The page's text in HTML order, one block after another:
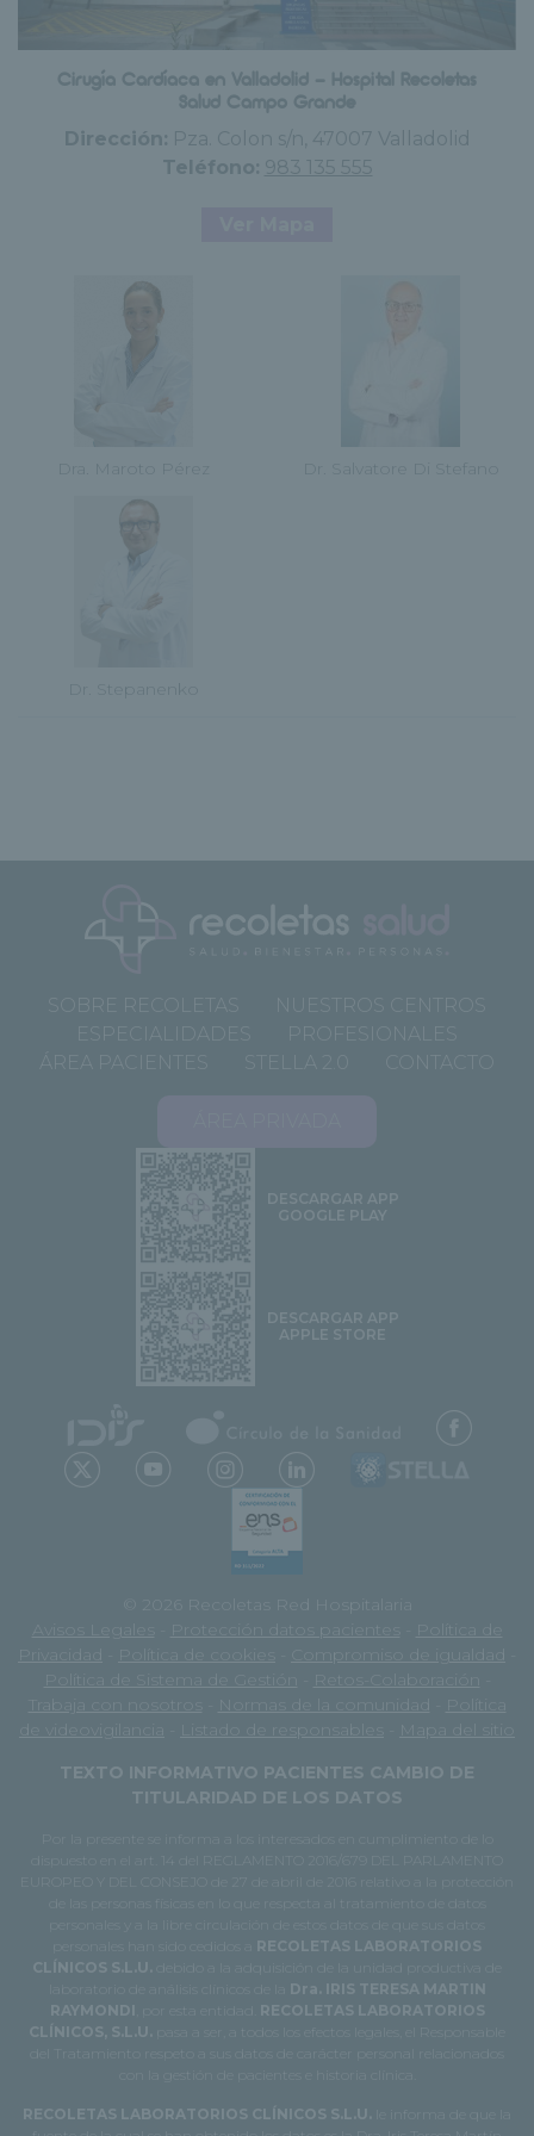
Cirugía Cardíaca en Valladolid - Hospital Recoletas
Salud Campo Grande
Dirección: Pza. Colon s/n, 47007 Valladolid
Teléfono: 983 135 555
Dra. Maroto Pérez Dr. Salvatore Di Stefano
Dr. Stepanenko
SOBRE RECOLETAS
NUESTROS CENTROS
ESPECIALIDADES
PROFESIONALES
ÁREA PACIENTES
STELLA 2.0 CONTACTO
DESCARGAR APP
GOOGLE PLAY
DESCARGAR APP
APPLE STORE
© 2026 Recoletas Red Hospitalaria
Avisos Legales
Protección datos pacientes
Política de
Privacidad
Política de cookies Compromiso de igualdad
Política de Sistema de Gestión
Retos-Colaboración
Trabaja con nosotros
Normas de la comunidad
Política
de videovigilancia
Listado de responsables
Mapa del sitio
TEXTO INFORMATIVO PACIENTES CAMBIO DE
TITULARIDAD DE LOS DATOS
Por la presente se informa a los interesados en cumplimiento de lo
dispuesto en el art. 14 del REGLAMENTO 2016/679 DEL PARLAMENTO
EUROPEO Y DEL CONSEJO de 27 de abril de 2016 relativo a la protección
de las personas físicas en lo que respecta al tratamiento de datos
personales y a la libre circulación de estos datos de que sus datos
RECOLETAS LABORATORIOS
CLÍNICOS S.L.U.
debido a la adquisición de la unidad productiva de
laboratorio de análisis clínicos de la Dra. IRIS TERESA MARTIN
RAYMONDI , por esta entidad. RECOLETAS LABORATORIOS
CLÍNICOS, S.L.U.
pasa a ser, a todos los efectos legales, el Responsable
del Tratamiento respeto a sus datos de carácter personal relacionados
con la gestión de pacientes e historia clínica.
RECOLETAS LABORATORIOS CLÍNICOS S.L.U.
le informa de que la